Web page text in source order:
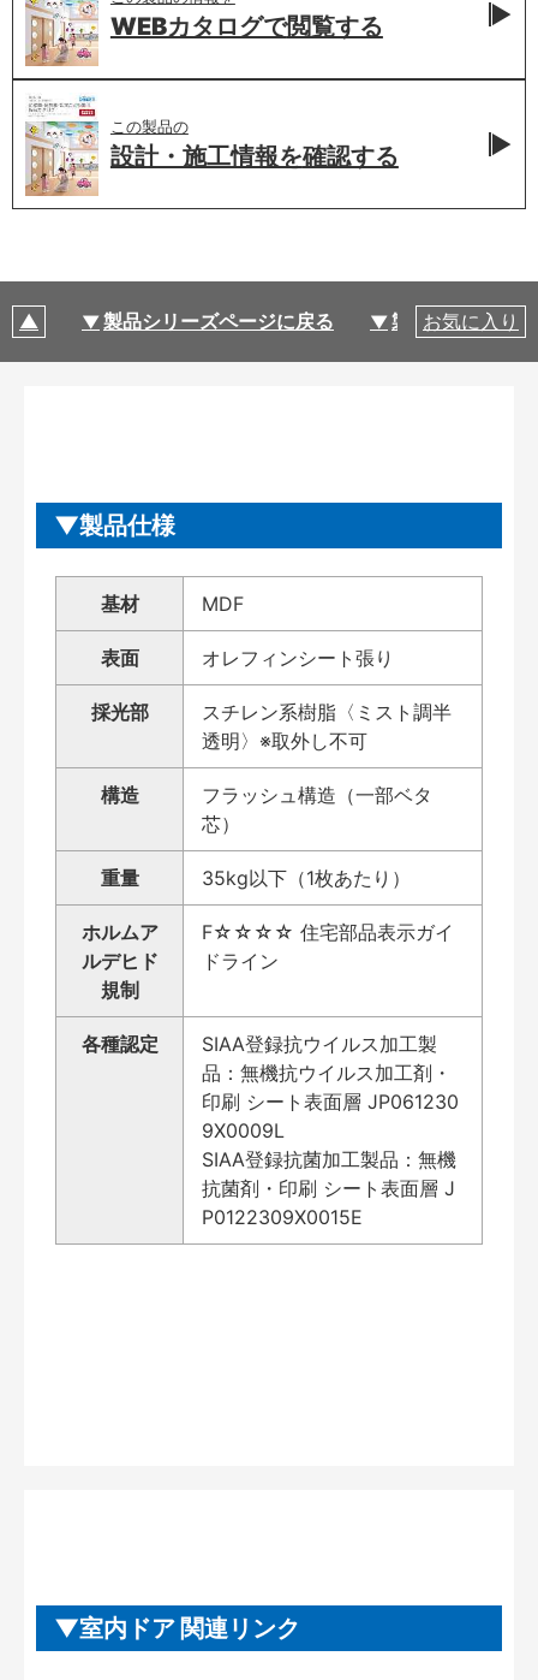
WEBカタログで閲覧する
この製品の
設計・施工情報を確認する
製品シリーズページに戻る 製品仕様
お気に入り
製品仕様
基材 MDF
表面 オレフィンシート張り
採光部
スチレン系樹脂〈ミスト調半
透明〉※取外し不可
構造
フラッシュ構造（一部ベタ
芯）
重量 35kg以下（1枚あたり）
ホルムア
ルデヒド
規制
F☆☆☆☆ 住宅部品表示ガイ
ドライン
各種認定
SIAA登録抗ウイルス加工製
品：無機抗ウイルス加工剤・
印刷 シート表面層 JP061230
9X0009L
SIAA登録抗菌加工製品：無機
抗菌剤・印刷 シート表面層 J
P0122309X0015E
室内ドア 関連リンク